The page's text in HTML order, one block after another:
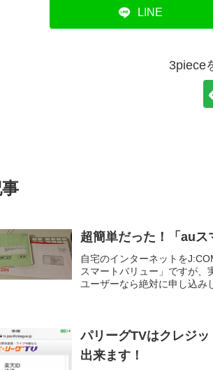
LINE
3piece
超簡単だった！「au
自宅のインターネットを
スマートバリュー」ですが、
ユーザーなら絶対に申し込み
パリーグTVはクレジ
出来ます！